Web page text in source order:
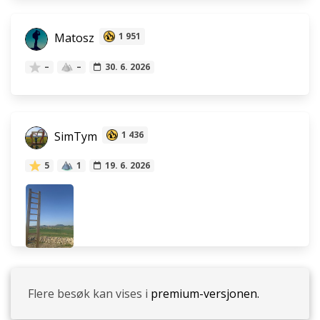
Matosz 1 951
– – 30. 6. 2026
SimTym 1 436
5 1 19. 6. 2026
Flere besøk kan vises i premium-versjonen.